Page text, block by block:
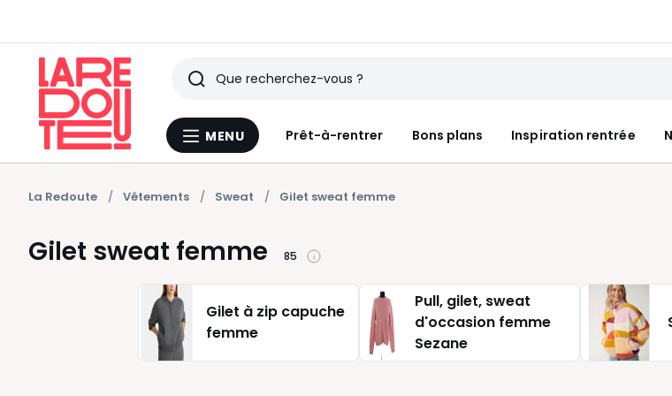
Menu
MENU Prêt-à-rentrer Bons plans Inspiration rentrée
Rechercher
Derniers
articles
vus
La Redoute Vêtements Sweat Gilet sweat femme
Gilet sweat femme 85
Gilet à zip capuche
femme
Pull, gilet, sweat
d'occasion femme
Sezane